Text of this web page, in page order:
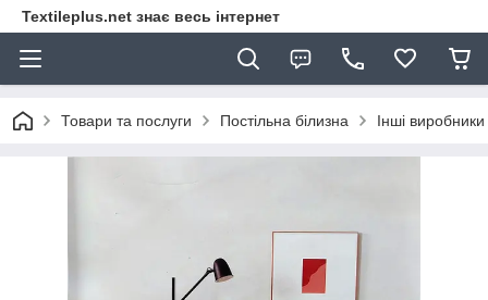
Textileplus.net знає весь інтернет
Товари та послуги Постільна білизна Інші виробники